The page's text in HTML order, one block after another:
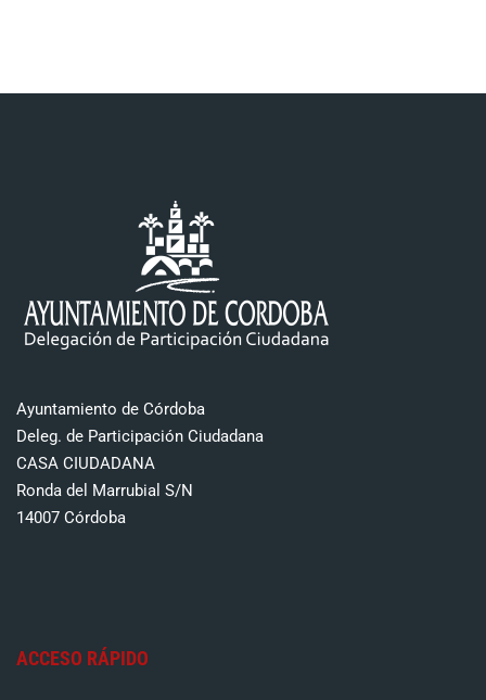
Ayuntamiento de Córdoba
Deleg. de Participación Ciudadana
CASA CIUDADANA
Ronda del Marrubial S/N
14007 Córdoba
ACCESO RÁPIDO